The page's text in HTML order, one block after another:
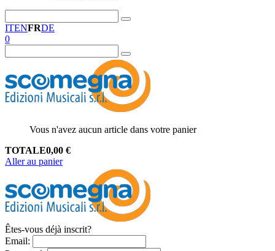
ITENFRDE
0
Vous n'avez aucun article dans votre panier
TOTALE0,00 €
Aller au panier
Êtes-vous déjà inscrit?
Email: